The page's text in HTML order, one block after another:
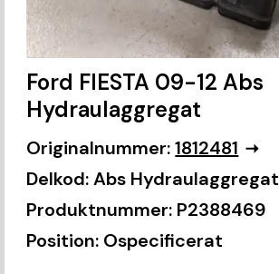
Ford FIESTA 09-12 Abs
Hydraulaggregat
Originalnummer: 1812481
Delkod: Abs Hydraulaggregat
Produktnummer: P2388469
Position: Ospecificerat